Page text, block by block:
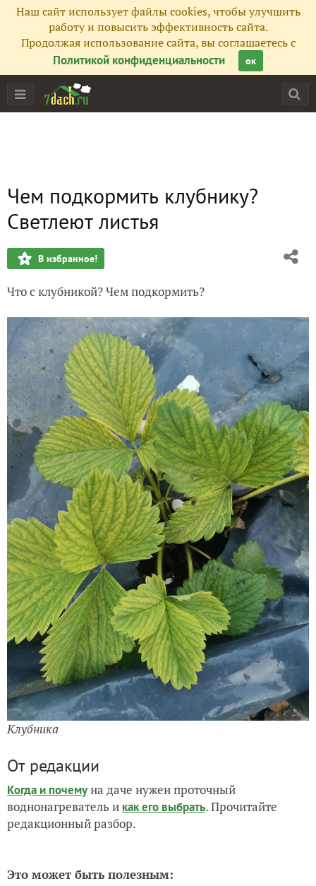
Наш сайт использует файлы cookies, чтобы улучшить
работу и повысить эффективность сайта.
Продолжая использование сайта, вы соглашаетесь с
Политикой конфиденциальности
ок
Чем подкормить клубнику?
Светлеют листья
В избранное!
Что с клубникой? Чем подкормить?
Клубника
От редакции
Когда и почемуна даче нужен проточный
воднонагреватель и как его выбрать. Прочитайте
редакционный разбор.
Это может быть полезным: